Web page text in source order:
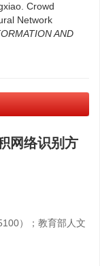
Crowd
Network
AND
网络识别方
）；教育部人文